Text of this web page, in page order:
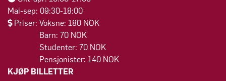
Mai-sep: 09:30-18:00
Priser: Voksne: 180 NOK
Barn: 70 NOK
Studenter: 70 NOK
Pensjonister: 140 NOK
KJØP BILLETTER